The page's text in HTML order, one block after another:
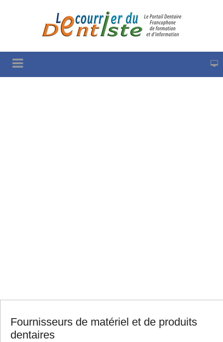
Fournisseurs de matériel et de produits
dentaires